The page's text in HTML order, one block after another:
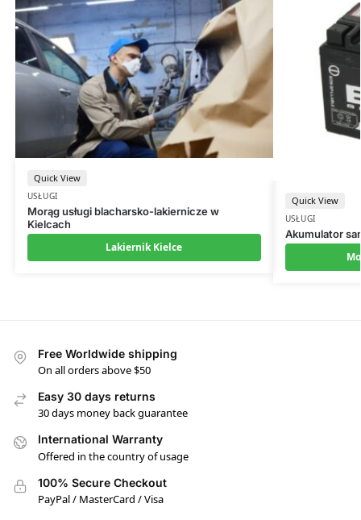
USŁUGI
Morąg usługi blacharsko-lakiernicze w
Kielcach
Lakiernik Kielce
Quick View
USŁUGI
Akumulator
Quick View
Free Worldwide shipping
On all orders above $50
Easy 30 days returns
30 days money back guarantee
International Warranty
Offered in the country of usage
100% Secure Checkout
PayPal / MasterCard / Visa